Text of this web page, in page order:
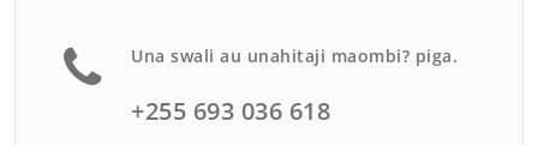
Una swali au unahitaji maombi? piga.
+255 693 036 618